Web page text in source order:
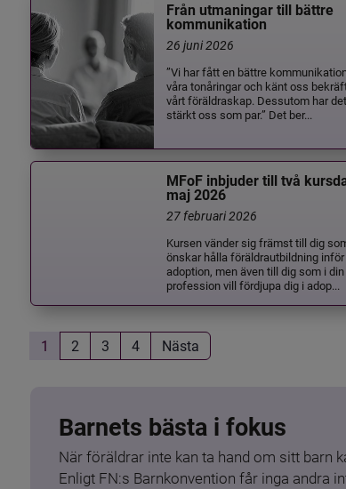
Från utmaningar till bättre
kommunikation
26 juni 2026
”Vi har fått en bättre
våra tonåringar och känt oss
vårt föräldraskap. Dessutom har
stärkt oss som par.” Det ber...
MFoF inbjuder till två
maj 2026
27 februari 2026
Kursen vänder sig främst till dig
önskar hålla föräldrautbildning inför
adoption, men även till dig som i din
profession vill fördjupa dig i adop...
1 2 3 4 Nästa
Barnets bästa i fokus
När föräldrar inte kan ta hand om sitt barn
Enligt FN:s Barnkonvention får inga andra